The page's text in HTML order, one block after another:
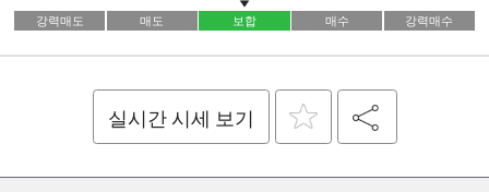
강력매도 매도 보합 매수 강력매수
실시간 시세 보기